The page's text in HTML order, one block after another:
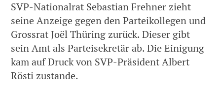
SVP-Nationalrat Sebastian Frehner zieht
seine Anzeige gegen den Parteikollegen und
Grossrat Joël Thüring zurück. Dieser gibt
sein Amt als Parteisekretär ab. Die Einigung
kam auf Druck von SVP-Präsident Albert
Rösti zustande.